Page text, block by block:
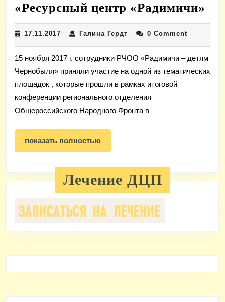
«Ресурсный центр «Радимичи»
17.11.2017 17.11.2017Галина ГердтГалина0 Comment
15 ноября 2017 г. сотрудники РЧОО «Радимичи – детям
Чернобыля» приняли участие на одной из тематических
площадок , которые прошли в рамках итоговой
конференции регионального отделения
Общероссийского Народного Фронта в
показать полностьюпоказать
полностью
Лечение ДЦП